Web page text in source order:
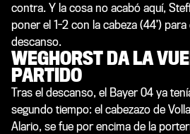
contra. Y la cosa no acabó aquí,
poner el 1-2 con la cabeza (44’)
descanso.
WEGHORST DA LA
PARTIDO
Tras el descanso, el Bayer 04 ya
segundo tiempo: el cabezazo de
Alario, se fue por encima de la